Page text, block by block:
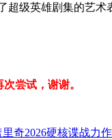
超级英雄剧集的艺
奇2026硬核谍战力
次尝试，谢谢。